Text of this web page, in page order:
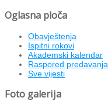
Oglasna ploča
Obavještenja
Ispitni rokovi
Akademski kalendar
Raspored predavanja
Sve vijesti
Foto galerija